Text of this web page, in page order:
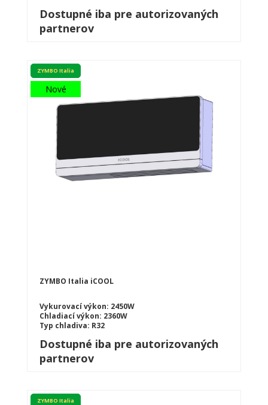
Dostupné iba pre autorizovaných
partnerov
ZYMBO Italia
Nové
ZYMBO Italia iCOOL
Vykurovací výkon: 2450W
Chladiací výkon: 2360W
Typ chladiva: R32
Dostupné iba pre autorizovaných
partnerov
ZYMBO Italia